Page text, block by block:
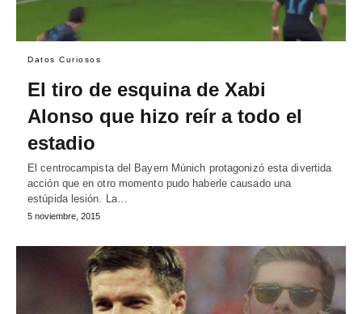
Datos Curiosos
El tiro de esquina de Xabi
Alonso que hizo reír a todo el
estadio
El centrocampista del Bayern Múnich protagonizó esta divertida
acción que en otro momento pudo haberle causado una
estúpida lesión. La…
5 noviembre, 2015